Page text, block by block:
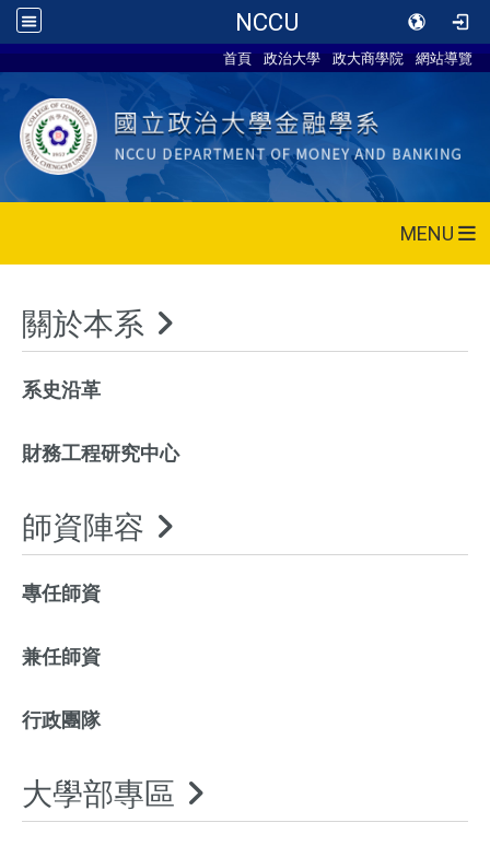
NCCU
首頁 政治大學 政大商學院 網站導覽
MENU
關於本系
系史沿革
財務工程研究中心
師資陣容
專任師資
兼任師資
行政團隊
大學部專區